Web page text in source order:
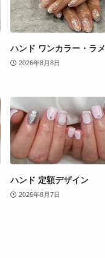
ハンド ワンカラー・ラメ
2026年8月8日
ハンド 定額デザイン
2026年8月7日